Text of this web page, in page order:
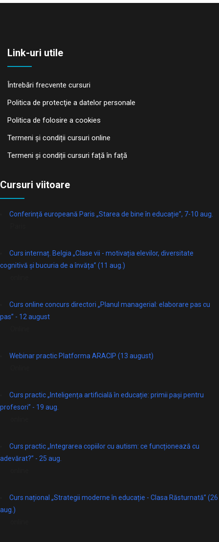
Link-uri utile
Întrebări frecvente cursuri
Politica de protecţie a datelor personale
Politica de folosire a cookies
Termeni și condiții cursuri online
Termeni și condiții cursuri față în față
Cursuri viitoare
Conferință europeană Paris „Starea de bine în educație”, 7-10 aug.
Curs internaț. Belgia „Clase vii - motivația elevilor, diversitate
cognitivă și bucuria de a învăța” (11 aug.)
Curs online concurs directori „Planul managerial: elaborare pas cu
pas” - 12 august
Webinar practic Platforma ARACIP (13 august)
Curs practic „Inteligența artificială în educație: primii pași pentru
profesori” - 19 aug.
Curs practic „Integrarea copiilor cu autism: ce funcționează cu
adevărat?” - 25 aug.
Curs național „Strategii moderne în educație - Clasa Răsturnată” (26
aug.)